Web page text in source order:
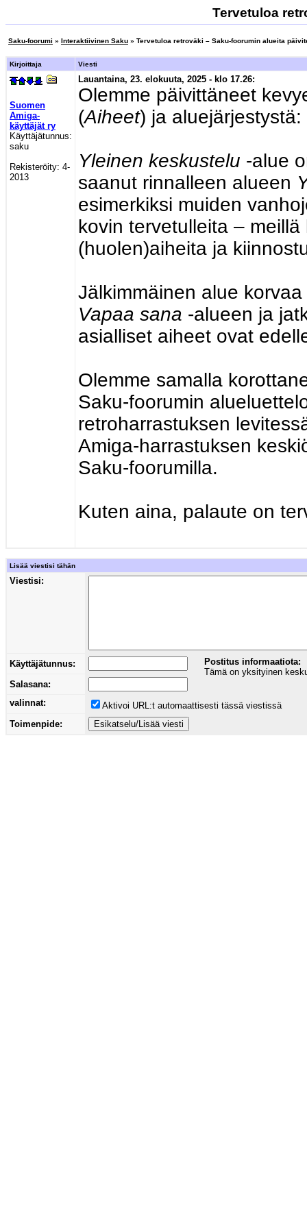
Tervetuloa
Saku-foorumi » Interaktiivinen Saku » Tervetuloa retroväki – Saku-foorumin alueita
Kirjoittaja Viesti
Suomen
Amiga-
käyttäjät ry
Käyttäjätunnus:
saku
Rekisteröity: 4-
2013
Lauantaina, 23. elokuuta, 2025 - klo 17.26:
Olemme päivittäneet
(Aiheet) ja aluejärjestystä:
Yleinen keskustelu -alue
saanut rinnalleen alueen
esimerkiksi muiden
kovin tervetulleita –
(huolen)aiheita ja
Jälkimmäinen alue
Vapaa sana -alueen ja
asialliset aiheet ovat
Olemme samalla
Saku-foorumin
retroharrastuksen
Amiga-harrastuksen
Saku-foorumilla.
Kuten aina, palaute on
Lisää viestisi tähän
Viestisi:
Käyttäjätunnus:
Postitus informaatiota:
Tämä on yksityinen
Salasana:
valinnat:
Aktivoi URL:t automaattisesti tässä viestissä
Toimenpide: